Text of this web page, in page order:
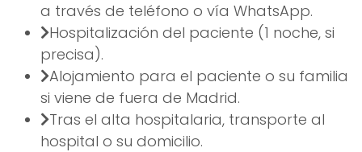
a través de teléfono o vía WhatsApp.
Hospitalización del paciente (1 noche, si
precisa).
Alojamiento para el paciente o su familia
si viene de fuera de Madrid.
Tras el alta hospitalaria, transporte al
hospital o su domicilio.